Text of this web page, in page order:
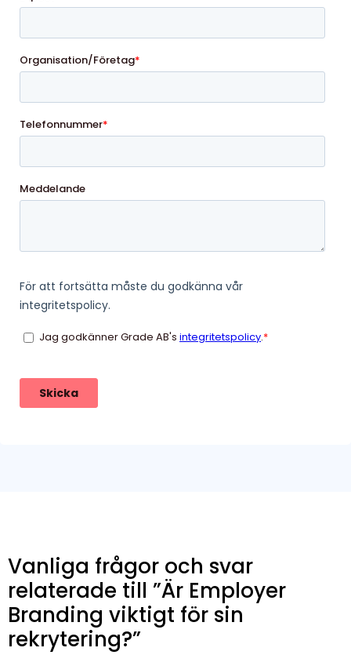
Vanliga frågor och svar
relaterade till ”Är Employer
Branding viktigt för sin
rekrytering?”